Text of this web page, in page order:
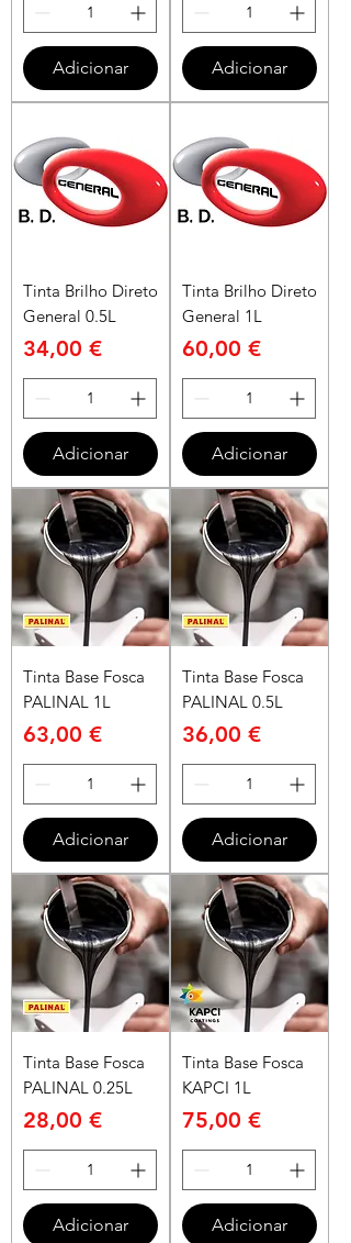
Adicionar Adicionar
Tinta Brilho Direto
General 0.5L
Preço
34,00 €
Adicionar
Tinta Brilho Direto
General 1L
Preço
60,00 €
Adicionar
Tinta Base Fosca
PALINAL 1L
Preço
63,00 €
Adicionar
Tinta Base Fosca
PALINAL 0.5L
Preço
36,00 €
Adicionar
Tinta Base Fosca
PALINAL 0.25L
Preço
28,00 €
Adicionar
Tinta Base Fosca
KAPCI 1L
Preço
75,00 €
Adicionar